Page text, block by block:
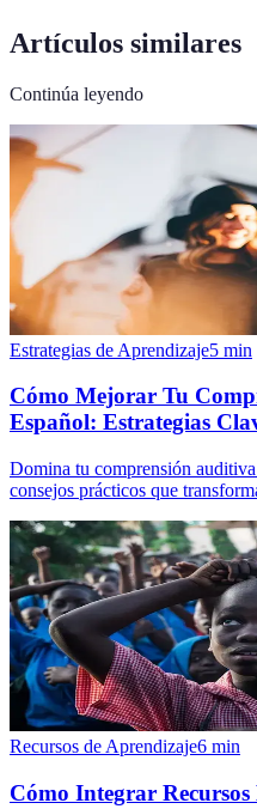
Artículos similares
Continúa leyendo
Estrategias de Aprendizaje5 min
Cómo Mejorar Tu
Español: Estrategias
Domina tu comprensión
consejos prácticos que
Recursos de Aprendizaje6 min
Cómo Integrar